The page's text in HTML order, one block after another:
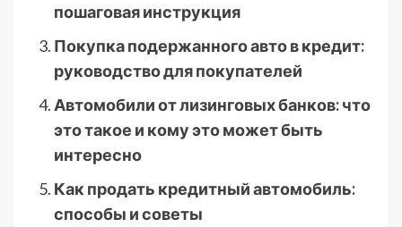
пошаговая инструкция
Покупка подержанного авто в кредит:
руководство для покупателей
Автомобили от лизинговых банков: что
это такое и кому это может быть
интересно
Как продать кредитный автомобиль:
способы и советы